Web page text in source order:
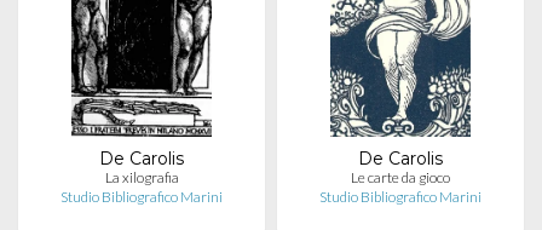
De Carolis
La xilografia
Studio Bibliografico Marini
De Carolis
Le carte da gioco
Studio Bibliografico Marini